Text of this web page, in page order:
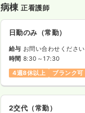
病棟正看護師
日勤のみ（常勤）
給与 お問い合わせください
時間 8:30～17:30
4週8休以上
ブランク可
2交代（常勤）